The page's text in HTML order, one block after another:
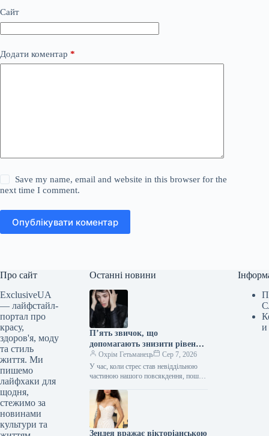
Сайт
Додати коментар *
Save my name, email and website in this browser for the
next time I comment.
Опублікувати коментар
Про сайт
ExclusiveUA
— лайфстайл-
портал про
красу,
здоров'я, моду
та стиль
життя. Ми
пишемо
лайфхаки для
щодня,
стежимо за
новинами
культури та
Останні новини
П’ять звичок, що
допомагають знизити рівень
кортизолу
Охрім Гетьманець
Сер 7, 2026
У час, коли стрес став невіддільною
частиною нашого повсякдення, пошук
розкіш, а життєва необхідність.…
Зендея вражає вікторіанською
и